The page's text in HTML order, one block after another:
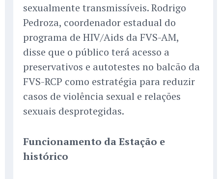
sexualmente transmissíveis. Rodrigo
Pedroza, coordenador estadual do
programa de HIV/Aids da FVS-AM,
disse que o público terá acesso a
preservativos e autotestes no balcão da
FVS-RCP como estratégia para reduzir
casos de violência sexual e relações
sexuais desprotegidas.
Funcionamento da Estação e
histórico